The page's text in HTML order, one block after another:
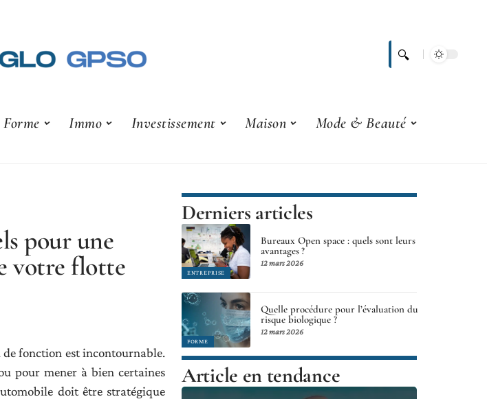
Forme Immo Investissement Maison
Mode & Beauté
pour une
votre flotte
de fonction est incontournable.
pour mener à bien certaines
doit être stratégique
Derniers articles
ENTREPRISE
Bureaux Open space : quels sont leurs
avantages ?
12 mars 2026
FORME
Quelle procédure pour l’évaluation du
risque biologique ?
12 mars 2026
Article en tendance